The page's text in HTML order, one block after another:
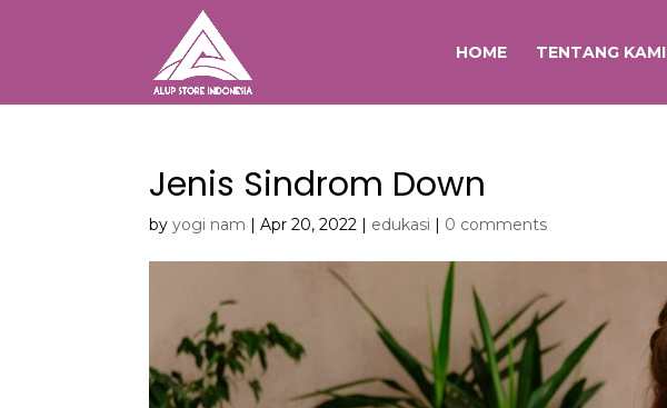
HOME TENTANG KAMI
Jenis Sindrom Down
byyogi nam |Apr 20, 2022 | edukasi | 0 comments